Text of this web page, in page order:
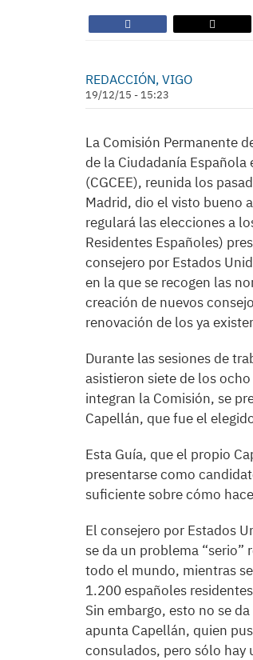
REDACCIÓN, VIGO
19/12/15 - 15:23
La Comisión Permanente
de la Ciudadanía Española
(CGCEE), reunida los
Madrid, dio el visto bueno
regulará las elecciones a
Residentes Españoles)
consejero por Estados
en la que se recogen las
creación de nuevos
renovación de los ya
Durante las sesiones de
asistieron siete de los
integran la Comisión, se
Capellán, que fue el
Esta Guía, que el propio
presentarse como
suficiente sobre cómo
El consejero por Estados
se da un problema “serio”
todo el mundo, mientras
1.200 españoles
Sin embargo, esto no se
apunta Capellán, quien
consulados, pero sólo hay